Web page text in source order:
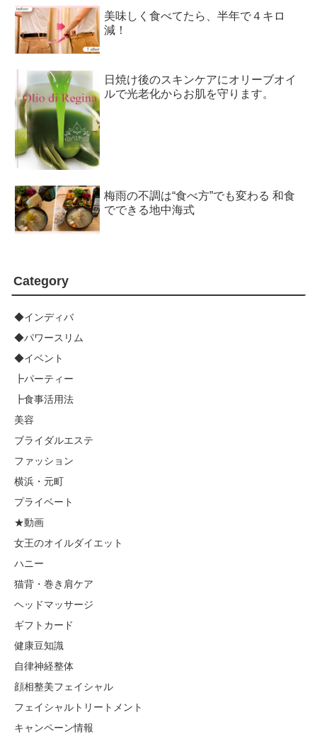
美味しく食べてたら、半年で４キロ
減！
日焼け後のスキンケアにオリーブオイ
ルで光老化からお肌を守ります。
梅雨の不調は“食べ方”でも変わる 和食
でできる地中海式
Category
◆インディバ
◆パワースリム
◆イベント
┣パーティー
┣食事活用法
美容
ブライダルエステ
ファッション
横浜・元町
プライベート
★動画
女王のオイルダイエット
ハニー
猫背・巻き肩ケア
ヘッドマッサージ
ギフトカード
健康豆知識
自律神経整体
顔相整美フェイシャル
フェイシャルトリートメント
キャンペーン情報